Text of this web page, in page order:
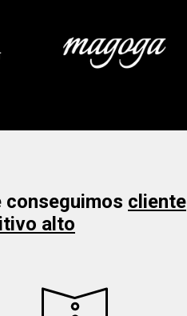
conseguimos cliente
alto